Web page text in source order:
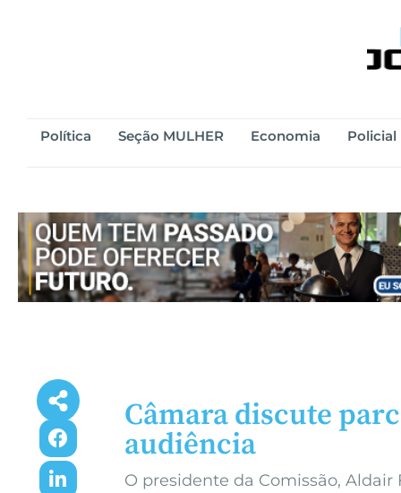
Política Seção MULHER Economia Policial
Câmara discute
audiência
O presidente da Comissão,